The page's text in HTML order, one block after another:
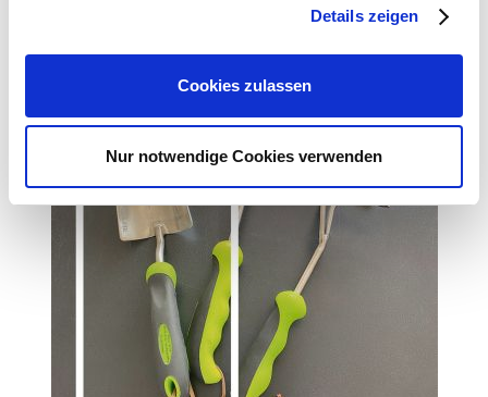
Details zeigen
Cookies zulassen
Nur notwendige Cookies verwenden